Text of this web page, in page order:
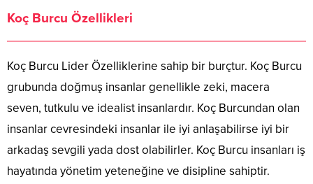
Koç Burcu Özellikleri
Koç Burcu Lider Özelliklerine sahip bir burçtur. Koç Burcu
grubunda doğmuş insanlar genellikle zeki, macera
seven, tutkulu ve idealist insanlardır. Koç Burcundan olan
insanlar cevresindeki insanlar ile iyi anlaşabilirse iyi bir
arkadaş sevgili yada dost olabilirler. Koç Burcu insanları iş
hayatında yönetim yeteneğine ve disipline sahiptir.